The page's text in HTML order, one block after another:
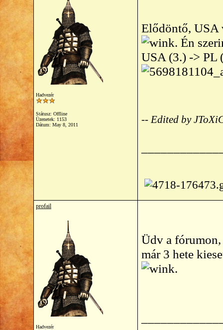
Hadvezér
Státusz: Offline
Üzenetek: 1153
Dátum: May 8, 2011
Elődöntő, USA
. Én
USA (3.) -> PL
-- Edited by
profail
Hadvezér
Üdv a
már 3 hete
.